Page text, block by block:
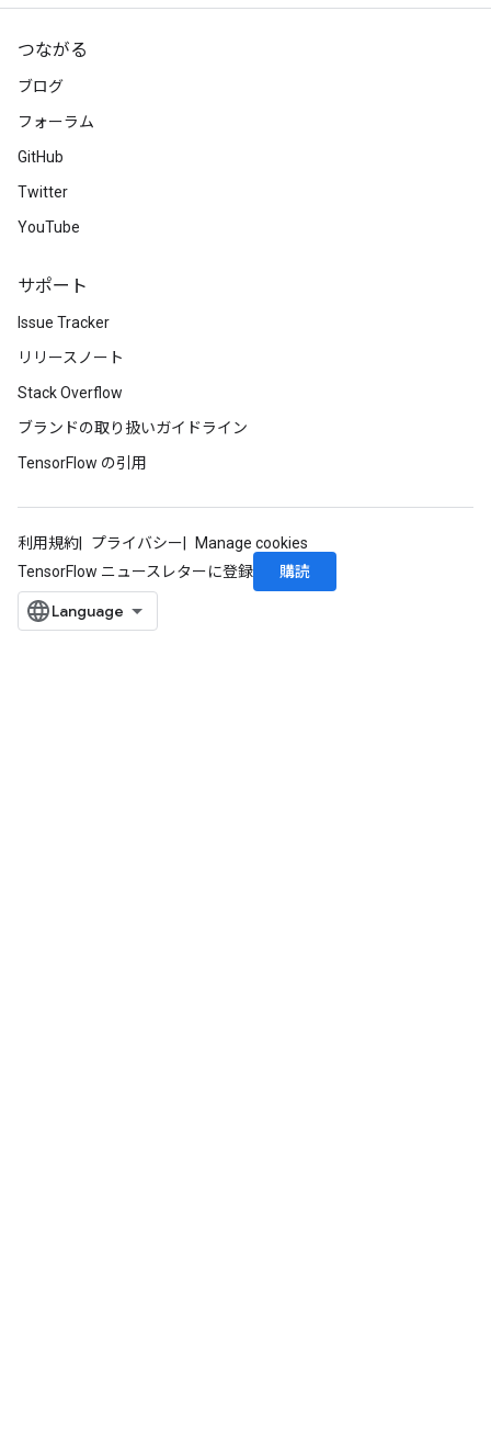
つながる
ブログ
フォーラム
GitHub
Twitter
YouTube
サポート
Issue Tracker
リリースノート
Stack Overflow
ブランドの取り扱いガイドライン
TensorFlow の引用
利用規約 プライバシー
Manage cookies
TensorFlow ニュースレターに登録
購読